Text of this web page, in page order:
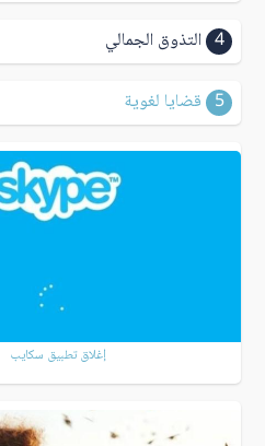
4 التذوق الجمالي
5 قضايا لغوية
إغلاق تطبيق سكايب